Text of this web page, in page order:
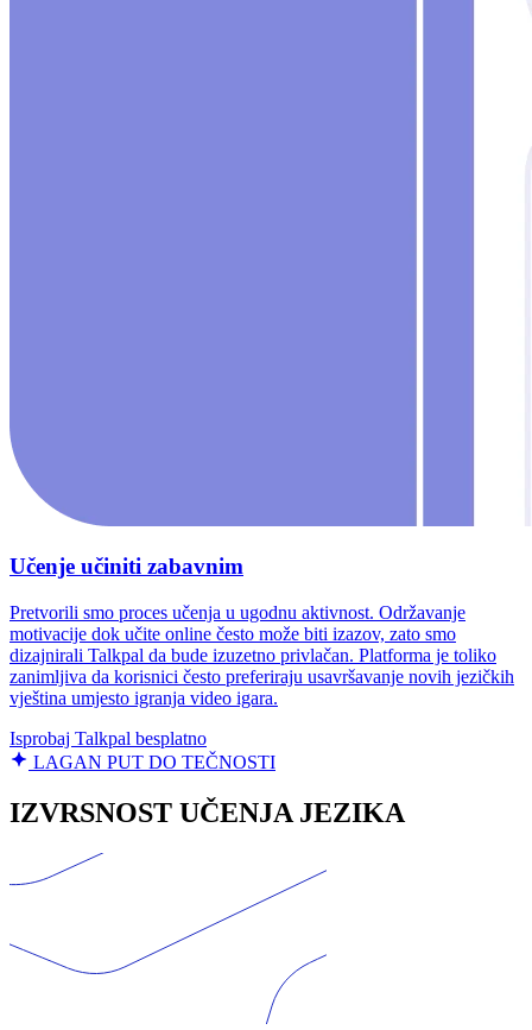
Učenje učiniti zabavnim
Pretvorili smo proces učenja u ugodnu aktivnost. Održavanje
motivacije dok učite online često može biti izazov, zato smo
dizajnirali Talkpal da bude izuzetno privlačan. Platforma je toliko
zanimljiva da korisnici često preferiraju usavršavanje novih jezičkih
vještina umjesto igranja video igara.
Isprobaj Talkpal besplatno
LAGAN PUT DO TEČNOSTI
IZVRSNOST UČENJA JEZIKA